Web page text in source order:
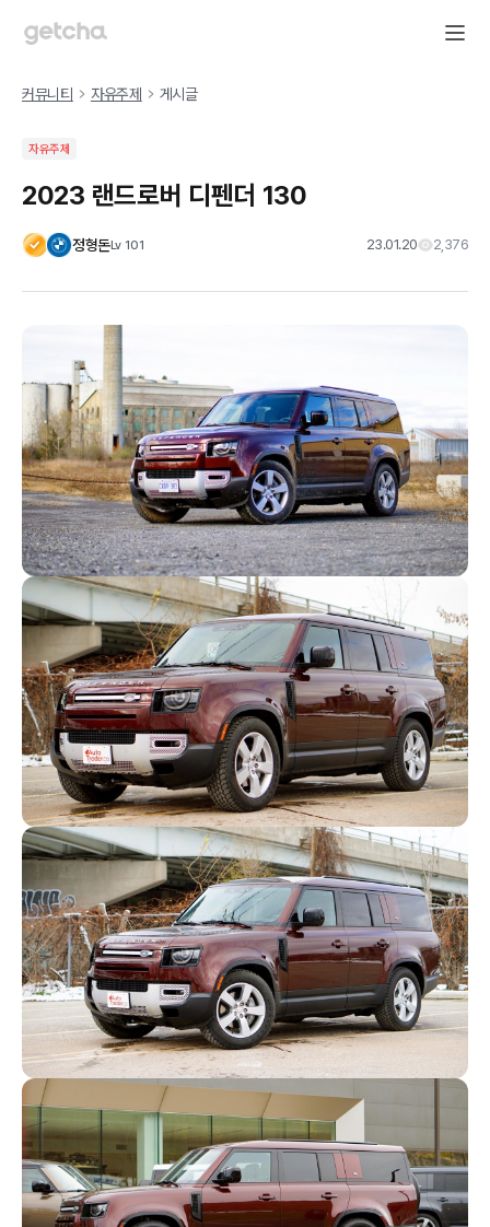
커뮤니티 자유주제 게시글
자유주제
2023 랜드로버 디펜더 130
정형돈Lv 101 23.01.20 2,376